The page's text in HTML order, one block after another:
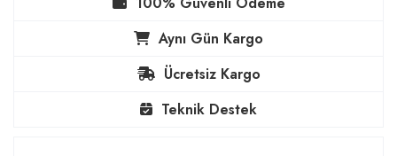
Aynı Gün Kargo
Ücretsiz Kargo
Teknik Destek